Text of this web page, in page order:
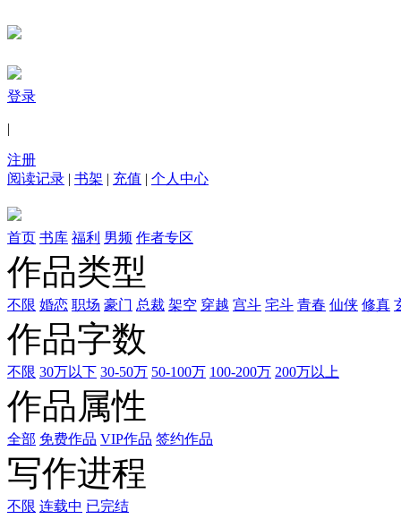
登录
|
注册
阅读记录 | 书架 | 充值 | 个人中心
首页 书库 福利 男频 作者专区
作品类型
不限 婚恋 职场 豪门 总裁 架空 穿越 宫斗 宅斗 青春 仙侠 修真
作品字数
不限 30万以下 30-50万 50-100万 100-200万 200万以上
作品属性
全部 免费作品 VIP作品 签约作品
写作进程
不限 连载中 已完结